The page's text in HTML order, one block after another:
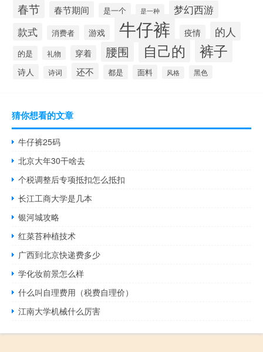
春节 春节期间 是一个 是一种
梦幻西游
款式
消费者 游戏 牛仔裤 疫情 的人
的是 礼物 穿着 腰围 自己的 裤子
诗人 诗词 还不 都是 面料 风格 黑色
猜你想看的文章
牛仔裤25码
北京大年30干啥去
个税调整后专项抵扣怎么抵扣
长江工商大学是几本
银河城攻略
红菜苔种植技术
广西到北京快递费多少
学化妆前景怎么样
什么叫自理费用（税费自理价）
江南大学机械什么厉害